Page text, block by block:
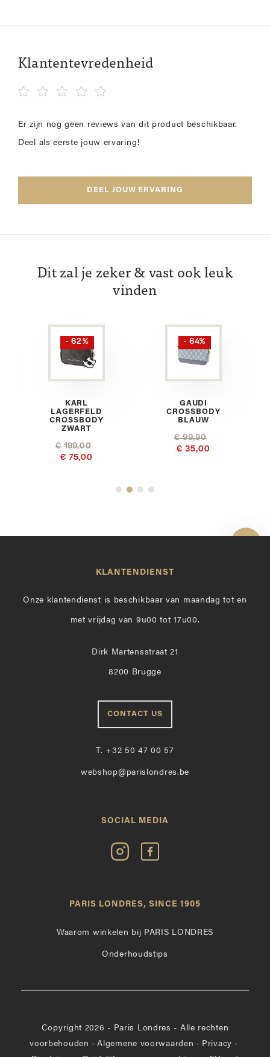
Klantentevredenheid
Er zijn nog geen reviews van dit product beschikbaar.
Deel als eerste jouw ervaring!
DEEL JOUW ERVARING
Dit zal je zeker & vast ook leuk
vinden
- 62%
KARL
LAGERFELD
CROSSBODY
ZWART
€ 199,00
€ 75,00
- 64%
GAUDI
CROSSBODY
BLAUW
€ 99,90
€ 35,00
KLANTENDIENST
Onze klantendienst is beschikbaar van maandag tot en
met vrijdag van 9u00 tot 17u00.
Dirk Martensstraat 21
8200 Brugge
CONTACT US
T. +32 50 47 00 57
webshop@parislondres.be
SOCIAL MEDIA
Volg
Paris
Instagram
Vind
op
PARIS LONDRES, SINCE 1905
Waarom winkelen bij PARIS LONDRES
Onderhoudstips
Copyright 2026 - Paris Londres - Alle rechten
voorbehouden - Algemene voorwaarden - Privacy -